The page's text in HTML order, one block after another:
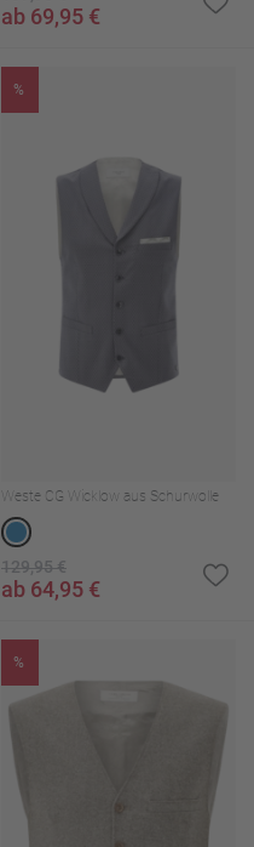
ab 69,95 €
%
Weste CG Wicklow aus Schurwolle
129,95 €
ab 64,95 €
%